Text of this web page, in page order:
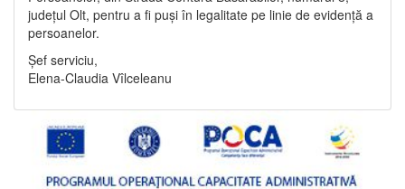
județul Olt, pentru a fi puși în legalitate pe linie de evidență a
persoanelor.
Șef serviciu,
Elena-Claudia Vîlceleanu